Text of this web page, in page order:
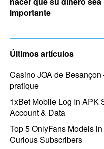
importante
Últimos artículos
Casino JOA de
pratique
1xBet Mobile Log In APK
Account & Data
Top 5 OnlyFans Models
Curious Subscribers